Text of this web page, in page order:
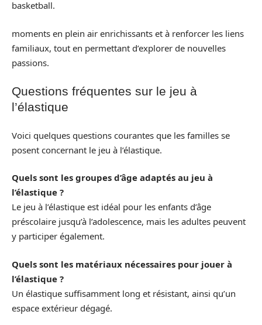
basketball.
moments en plein air enrichissants et à renforcer les liens
familiaux, tout en permettant d’explorer de nouvelles
passions.
Questions fréquentes sur le jeu à
l’élastique
Voici quelques questions courantes que les familles se
posent concernant le jeu à l’élastique.
Quels sont les groupes d’âge adaptés au jeu à
l’élastique ?
Le jeu à l’élastique est idéal pour les enfants d’âge
préscolaire jusqu’à l’adolescence, mais les adultes peuvent
y participer également.
Quels sont les matériaux nécessaires pour jouer à
l’élastique ?
Un élastique suffisamment long et résistant, ainsi qu’un
espace extérieur dégagé.